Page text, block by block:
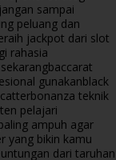
sampai
peluang dan
jackpot dari slot
rahasia
baccarat
gunakanblack
bonanza teknik
pelajari
ampuh agar
yang bikin kamu
dari taruhan